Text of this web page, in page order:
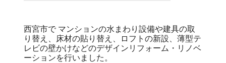
西宮市で マンションの水まわり設備や建具の取
り替え、床材の貼り替え、ロフトの新設、薄型テ
レビの壁かけなどのデザインリフォーム・リノベ
ーションを行いました。